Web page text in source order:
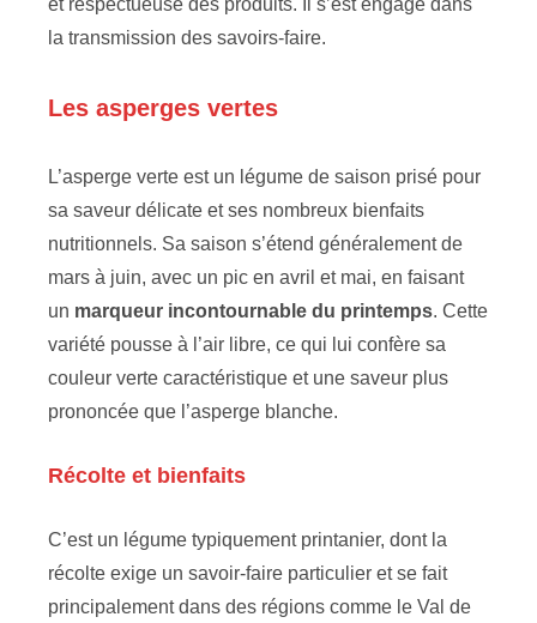
et respectueuse des produits. Il s’est engagé dans
la transmission des savoirs-faire.
Les asperges vertes
L’asperge verte est un légume de saison prisé pour
sa saveur délicate et ses nombreux bienfaits
nutritionnels. Sa saison s’étend généralement de
mars à juin, avec un pic en avril et mai, en faisant
un marqueur incontournable du printemps. Cette
variété pousse à l’air libre, ce qui lui confère sa
couleur verte caractéristique et une saveur plus
prononcée que l’asperge blanche.
Récolte et bienfaits
C’est un légume typiquement printanier, dont la
récolte exige un savoir-faire particulier et se fait
principalement dans des régions comme le Val de